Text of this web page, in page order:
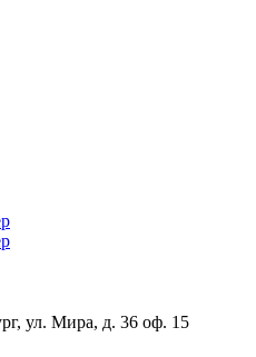
ул. Мира, д. 36 оф. 15